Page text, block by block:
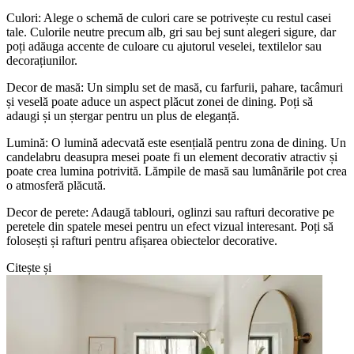
Culori: Alege o schemă de culori care se potrivește cu restul casei
tale. Culorile neutre precum alb, gri sau bej sunt alegeri sigure, dar
poți adăuga accente de culoare cu ajutorul veselei, textilelor sau
decorațiunilor.
Decor de masă: Un simplu set de masă, cu farfurii, pahare, tacâmuri
și veselă poate aduce un aspect plăcut zonei de dining. Poți să
adaugi și un ștergar pentru un plus de eleganță.
Lumină: O lumină adecvată este esențială pentru zona de dining. Un
candelabru deasupra mesei poate fi un element decorativ atractiv și
poate crea lumina potrivită. Lămpile de masă sau lumânările pot crea
o atmosferă plăcută.
Decor de perete: Adaugă tablouri, oglinzi sau rafturi decorative pe
peretele din spatele mesei pentru un efect vizual interesant. Poți să
folosești și rafturi pentru afișarea obiectelor decorative.
Citește și